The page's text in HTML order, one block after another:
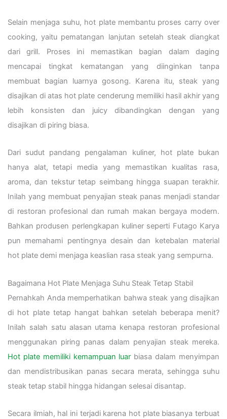
Selain menjaga suhu, hot plate membantu proses carry over
cooking, yaitu pematangan lanjutan setelah steak diangkat
dari grill. Proses ini memastikan bagian dalam daging
mencapai tingkat kematangan yang diinginkan tanpa
membuat bagian luarnya gosong. Karena itu, steak yang
disajikan di atas hot plate cenderung memiliki hasil akhir yang
lebih konsisten dan juicy dibandingkan dengan yang
disajikan di piring biasa.
Dari sudut pandang pengalaman kuliner, hot plate bukan
hanya alat, tetapi media yang memastikan kualitas rasa,
aroma, dan tekstur tetap seimbang hingga suapan terakhir.
Inilah yang membuat penyajian steak panas menjadi standar
di restoran profesional dan rumah makan bergaya modern.
Bahkan produsen perlengkapan kuliner seperti Futago Karya
pun memahami pentingnya desain dan ketebalan material
hot plate demi menjaga keaslian rasa steak yang sempurna.
Bagaimana Hot Plate Menjaga Suhu Steak Tetap Stabil
Pernahkah Anda memperhatikan bahwa steak yang disajikan
di hot plate tetap hangat bahkan setelah beberapa menit?
Inilah salah satu alasan utama kenapa restoran profesional
menggunakan piring panas dalam penyajian steak mereka.
Hot plate memiliki kemampuan luar biasa dalam menyimpan
dan mendistribusikan panas secara merata, sehingga suhu
steak tetap stabil hingga hidangan selesai disantap.
Secara ilmiah, hal ini terjadi karena hot plate biasanya terbuat